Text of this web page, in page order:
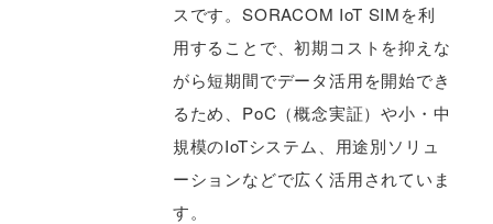
スです。SORACOM IoT SIMを利
用することで、初期コストを抑えな
がら短期間でデータ活用を開始でき
るため、PoC（概念実証）や小・中
規模のIoTシステム、用途別ソリュ
ーションなどで広く活用されていま
す。